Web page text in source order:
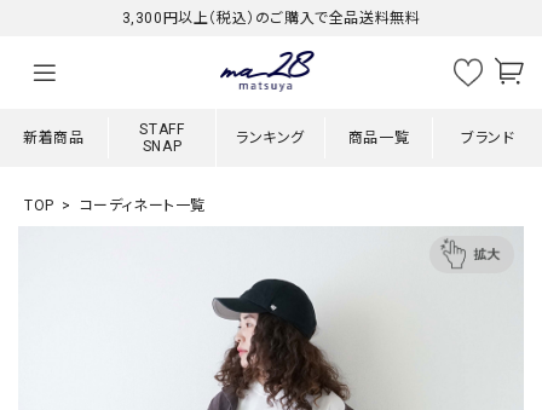
3,300円以上（税込）のご購入で全品送料無料
新着商品
STAFF
SNAP
ランキング 商品一覧 ブランド
TOP コーディネート一覧